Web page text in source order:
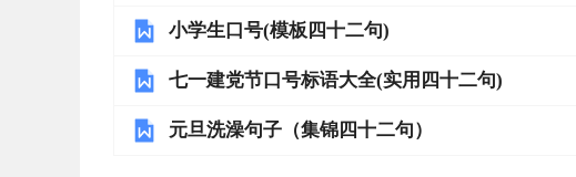
小学生口号(模板四十二句)
七一建党节口号标语大全(实用四十二句)
元旦洗澡句子（集锦四十二句）